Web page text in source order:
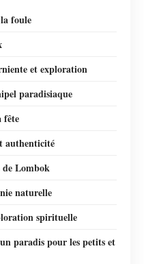
foule
et exploration
paradisiaque
fête
authenticité
de Lombok
naturelle
spirituelle
paradis pour les petits et